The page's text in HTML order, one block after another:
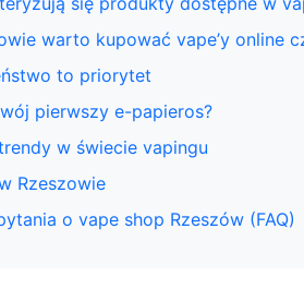
warto kupować vape’y online
to priorytet
pierwszy e-papieros?
w świecie vapingu
Rzeszowie
o vape shop Rzeszów (FAQ)